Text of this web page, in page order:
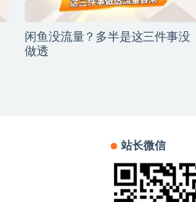
闲鱼没流量？多半是这三件事没
做透
站长微信